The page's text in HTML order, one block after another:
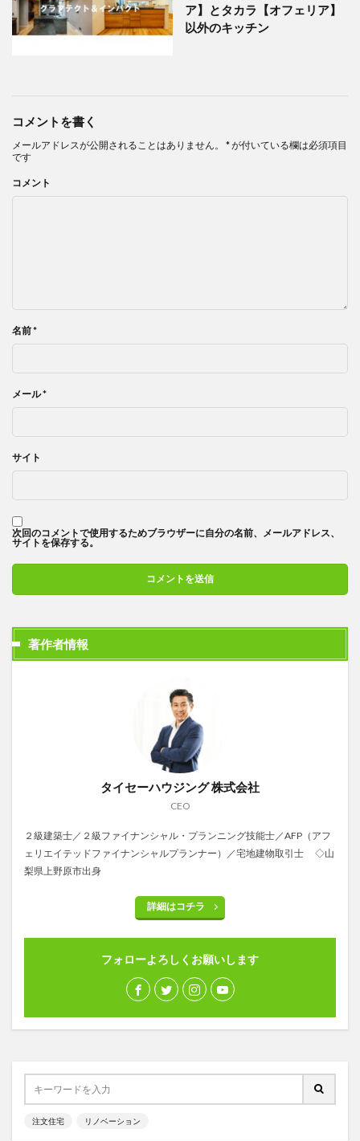
ア】とタカラ【オフェリア】
以外のキッチン
コメントを書く
メールアドレスが公開されることはありません。 *が付いている欄は必須項目
です
コメント
名前*
メール*
サイト
次回のコメントで使用するためブラウザーに自分の名前、メールアドレス、
サイトを保存する。
著作者情報
タイセーハウジング 株式会社
CEO
２級建築士／２級ファイナンシャル・プランニング技能士／AFP（アフ
ェリエイテッドファイナンシャルプランナー）／宅地建物取引士 ◇山
梨県上野原市出身
詳細はコチラ
フォローよろしくお願いします
注文住宅 リノベーション